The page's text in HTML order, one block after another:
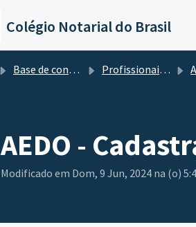
Colégio Notarial do Brasil
Base de conhecimento Profissionais de Saúde
AEDO -
Modificado em Dom, 9 Jun, 2024 na (o)